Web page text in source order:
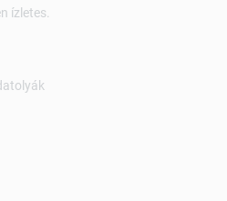
ízletes.